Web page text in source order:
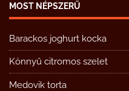
MOST NÉPSZERŰ
Barackos joghurt kocka
Könnyű citromos szelet
Medovik torta